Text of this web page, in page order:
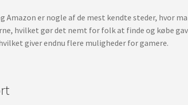
Amazon er nogle af de mest kendte steder, hvor
hvilket gør det nemt for folk at finde og købe
giver endnu flere muligheder for gamere.